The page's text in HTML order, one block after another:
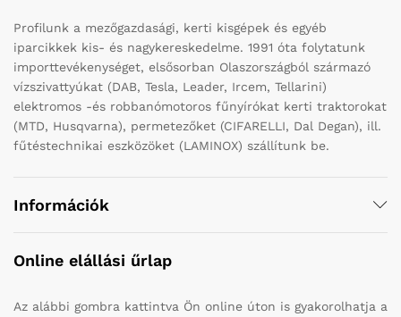
Profilunk a mezőgazdasági, kerti kisgépek és egyéb
iparcikkek kis- és nagykereskedelme. 1991 óta folytatunk
importtevékenységet, elsősorban Olaszországból származó
vízszivattyúkat (DAB, Tesla, Leader, Ircem, Tellarini)
elektromos -és robbanómotoros fűnyírókat kerti traktorokat
(MTD, Husqvarna), permetezőket (CIFARELLI, Dal Degan), ill.
fűtéstechnikai eszközöket (LAMINOX) szállítunk be.
Információk
Online elállási űrlap
Az alábbi gombra kattintva Ön online úton is gyakorolhatja a